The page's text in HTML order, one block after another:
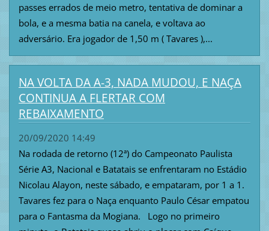
passes errados de meio metro, tentativa de dominar a
bola, e a mesma batia na canela, e voltava ao
adversário. Era jogador de 1,50 m ( Tavares ),...
NA VOLTA DA A-3, NADA MUDOU, E NAÇA
CONTINUA A FLERTAR COM
REBAIXAMENTO
20/09/2020 14:49
Na rodada de retorno (12ª) do Campeonato Paulista
Série A3, Nacional e Batatais se enfrentaram no Estádio
Nicolau Alayon, neste sábado, e empataram, por 1 a 1.
Tavares fez para o Naça enquanto Paulo César empatou
para o Fantasma da Mogiana. Logo no primeiro